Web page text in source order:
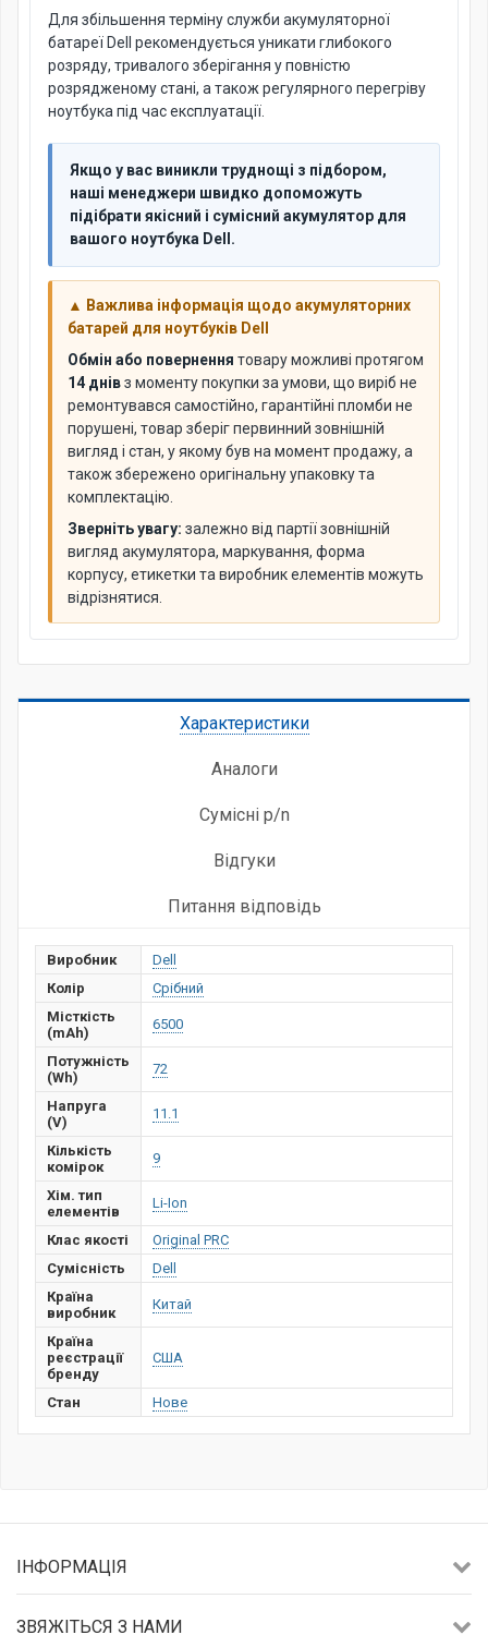
Для збільшення терміну служби акумуляторної
батареї Dell рекомендується уникати глибокого
розряду, тривалого зберігання у повністю
розрядженому стані, а також регулярного перегріву
ноутбука під час експлуатації.
Якщо у вас виникли труднощі з підбором,
наші менеджери швидко допоможуть
підібрати якісний і сумісний акумулятор для
вашого ноутбука Dell.
▲ Важлива інформація щодо акумуляторних
батарей для ноутбуків Dell
Обмін або повернення товару можливі протягом
14 днівз моменту покупки за умови, що виріб не
ремонтувався самостійно, гарантійні пломби не
порушені, товар зберіг первинний зовнішній
вигляд і стан, у якому був на момент продажу, а
також збережено оригінальну упаковку та
комплектацію.
Зверніть увагу: залежно від партії зовнішній
вигляд акумулятора, маркування, форма
корпусу, етикетки та виробник елементів можуть
відрізнятися.
Характеристики
Аналоги
Сумісні p/n
Відгуки
Питання відповідь
Виробник
Dell
Колір
Срібний
Місткість
(mAh)
6500
Потужність
(Wh)
72
Напруга
(V)
11.1
Кількість
комірок
9
Хім. тип
елементів
Li-Ion
Клас якості
Original PRC
Сумісність
Dell
Країна
виробник
Китай
Країна
реєстрації
бренду
США
Стан Нове
ІНФОРМАЦІЯ
ЗВЯЖІТЬСЯ З НАМИ